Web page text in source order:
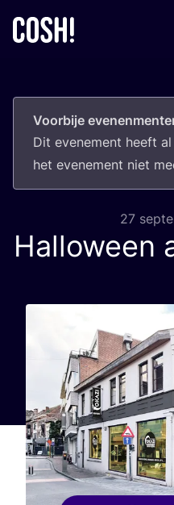
Voorbije
Dit eve­ne­ment heeft
het eve­ne­ment niet
27
Halloween